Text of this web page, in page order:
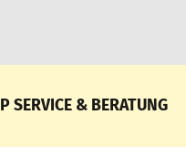
SERVICE & BERATUNG